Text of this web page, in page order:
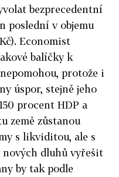
bezprecedentní
poslední v objemu
Economist
balíčky k
protože i
úspor, stejně jeho
procent HDP a
země zůstanou
s likviditou, ale s
dluhů vyřešit
by tak podle